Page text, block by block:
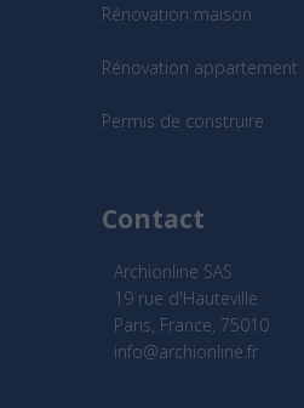
Rénovation maison
Rénovation appartement
Permis de construire
Contact
Archionline SAS
19 rue d'Hauteville
Paris, France, 75010
info@archionline.fr